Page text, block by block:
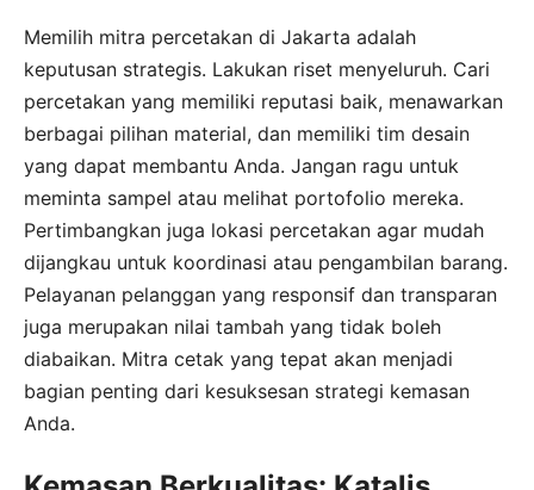
Memilih mitra percetakan di Jakarta adalah
keputusan strategis. Lakukan riset menyeluruh. Cari
percetakan yang memiliki reputasi baik, menawarkan
berbagai pilihan material, dan memiliki tim desain
yang dapat membantu Anda. Jangan ragu untuk
meminta sampel atau melihat portofolio mereka.
Pertimbangkan juga lokasi percetakan agar mudah
dijangkau untuk koordinasi atau pengambilan barang.
Pelayanan pelanggan yang responsif dan transparan
juga merupakan nilai tambah yang tidak boleh
diabaikan. Mitra cetak yang tepat akan menjadi
bagian penting dari kesuksesan strategi kemasan
Anda.